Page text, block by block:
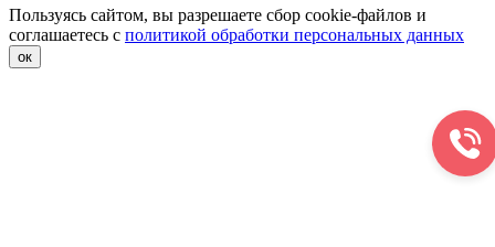
Пользуясь сайтом, вы разрешаете сбор cookie-файлов и
соглашаетесь с политикой обработки персональных данных
ок